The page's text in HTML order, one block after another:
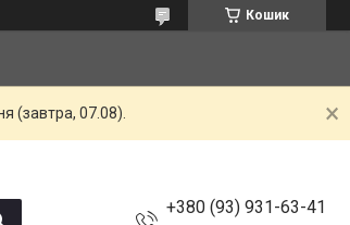
Кошик
(завтра, 07.08).
+380 (93) 931-63-41